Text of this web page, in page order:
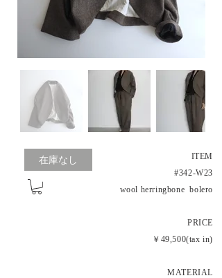
在庫なし
ITEM
#342-W23
wool herringbone bolero
PRICE
￥49,500(tax in)
MATERIAL